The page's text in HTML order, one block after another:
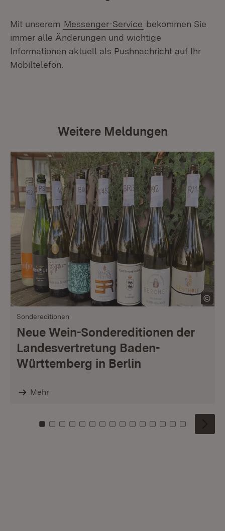
Mit unserem Messenger-Service bekommen Sie
immer alle Änderungen und wichtige
Informationen aktuell als Pushnachricht auf Ihr
Mobiltelefon.
Weitere Meldungen
Sondereditionen
Neue Wein-Sondereditionen der
Landesvertretung Baden-
Württemberg in Berlin
Mehr
Zu Kachel: 0
Zu Kachel: 1
Zu Kachel: 2
Zu Kachel: 3
Zu Kachel: 4
Zu Kachel: 5
Zu Kachel: 6
Zu Kachel: 7
Zu Kachel: 8
Zu Kachel: 9
Zu Kachel: 10
Zu Kachel: 11
Zu Kachel: 12
Zu Kachel:
Zu